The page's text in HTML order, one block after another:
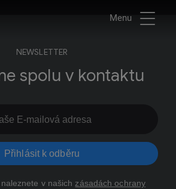
Menu
NEWSLETTER
spolu v kontaktu
Přihlásit k odběru
v našich zásadách ochrany